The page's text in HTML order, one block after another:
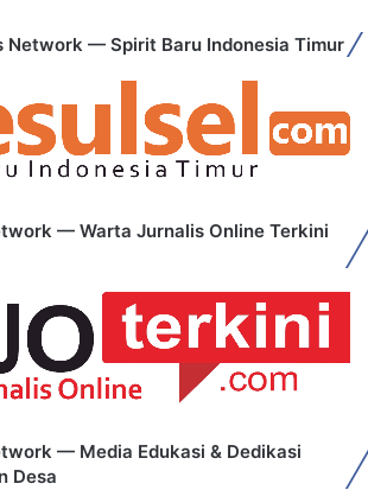
Network — Spirit Baru Indonesia Timur
— Warta Jurnalis Online Terkini
— Media Edukasi & Dedikasi
Desa